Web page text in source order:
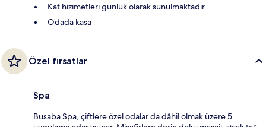
Kat hizimetleri günlük olarak sunulmaktadır
Odada kasa
Özel fırsatlar
Spa
Busaba Spa, çiftlere özel odalar da dâhil olmak üzere 5